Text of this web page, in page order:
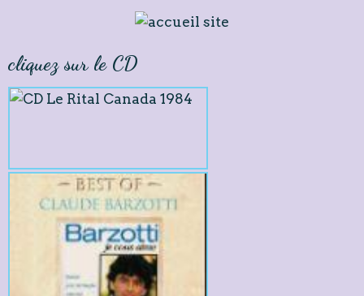
cliquez sur le CD